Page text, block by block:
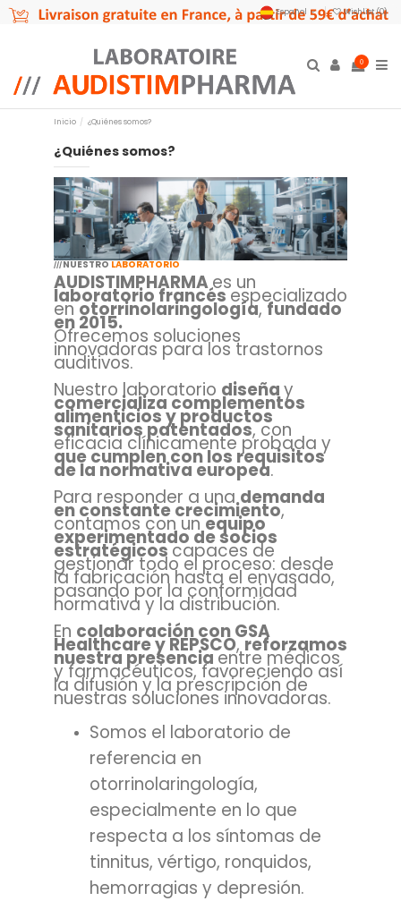
Español Wishlist (0)
0
Inicio ¿Quiénes somos?
¿Quiénes somos?
///NUESTROLABORATORIO
AUDISTIMPHARMAes un
laboratorio francésespecializado
enotorrinolaringología,fundado
en 2015.
Ofrecemos soluciones
innovadoras para los trastornos
auditivos.
Nuestro laboratorio diseñay
comercializa complementos
alimenticios y productos
sanitarios patentados, con
eficacia clínicamente probada y
que cumplen con los requisitos
de la normativa europea.
Para responder a unademanda
en constante crecimiento,
contamos con unequipo
experimentado de socios
estratégicoscapaces de
gestionar todo el proceso: desde
la fabricación hasta el envasado,
pasando por la conformidad
normativa y la distribución.
En colaboración con GSA
Healthcare y REPSCO,reforzamos
nuestra presenciaentre médicos
y farmacéuticos, favoreciendo así
la difusión y la prescripción de
nuestras soluciones innovadoras.
Somos el laboratorio de
referencia en
otorrinolaringología,
especialmente en lo que
respecta a los síntomas de
tinnitus, vértigo, ronquidos,
hemorragias y depresión.